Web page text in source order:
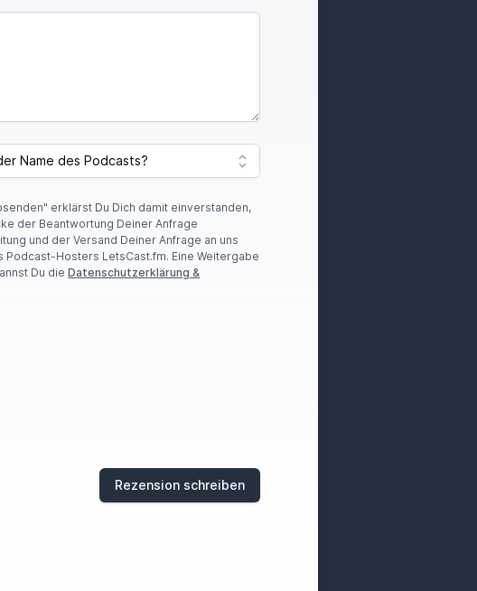
erklärst Du Dich damit einverstanden,
der Beantwortung Deiner Anfrage
und der Versand Deiner Anfrage an uns
Hosters LetsCast.fm. Eine Weitergabe
Du dieDatenschutzerklärung &
Rezension schreiben